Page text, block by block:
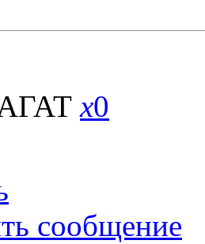
АГАТx0
сообщение